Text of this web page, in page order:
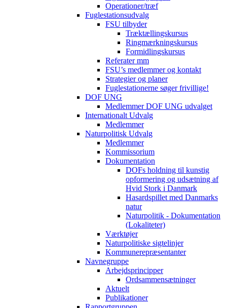
Operationer/træf
Fuglestationsudvalg
FSU tilbyder
Træktællingskursus
Ringmærkningskursus
Formidlingskursus
Referater mm
FSU’s medlemmer og kontakt
Strategier og planer
Fuglestationerne søger frivillige!
DOF UNG
Medlemmer DOF UNG udvalget
Internationalt Udvalg
Medlemmer
Naturpolitisk Udvalg
Medlemmer
Kommissorium
Dokumentation
DOFs holdning til kunstig
opformering og udsætning af
Hvid Stork i Danmark
Hasardspillet med Danmarks
natur
Naturpolitik - Dokumentation
(Lokaliteter)
Værktøjer
Naturpolitiske sigtelinjer
Kommunerepræsentanter
Navnegruppe
Arbejdsprincipper
Ordsammensætninger
Aktuelt
Publikationer